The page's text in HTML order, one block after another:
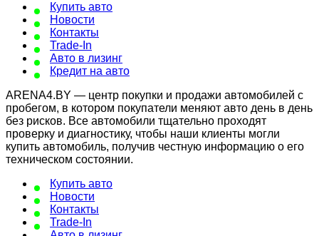
Купить авто
Новости
Контакты
Trade-In
Авто в лизинг
Кредит на авто
ARENA4.BY — центр покупки и продажи автомобилей с
пробегом, в котором покупатели меняют авто день в день
без рисков. Все автомобили тщательно проходят
проверку и диагностику, чтобы наши клиенты могли
купить автомобиль, получив честную информацию о его
техническом состоянии.
Купить авто
Новости
Контакты
Trade-In